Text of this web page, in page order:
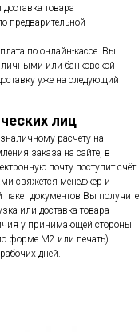
товара
предварительной
по онлайн-кассе. Вы
или банковской
уже на следующий
лиц
расчету на
заказа на сайте, в
почту поступит счёт
свяжется менеджер и
пакет документов Вы получите
или доставка товара
у принимающей стороны
форме М2 или печать).
дней.